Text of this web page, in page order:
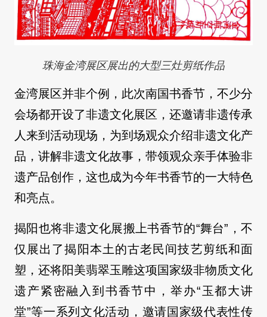
珠海金湾展区展出的大型三灶剪纸作品
金湾展区并非个例，此次南国书香节，不少分
会场都开设了非遗文化展区，还邀请非遗传承
人来到活动现场，为到场观众介绍非遗文化产
品，讲解非遗文化故事，带领观众亲手体验非
遗产品创作，这也成为今年书香节的一大特色
和亮点。
揭阳也将非遗文化展搬上书香节的“舞台”，不
仅展出了揭阳本土的古老民间技艺剪纸和面
塑，还将阳美翡翠玉雕这项国家级非物质文化
遗产紧密融入到书香节中，举办“玉都大讲
堂”等一系列文化活动，邀请国家级代表性传